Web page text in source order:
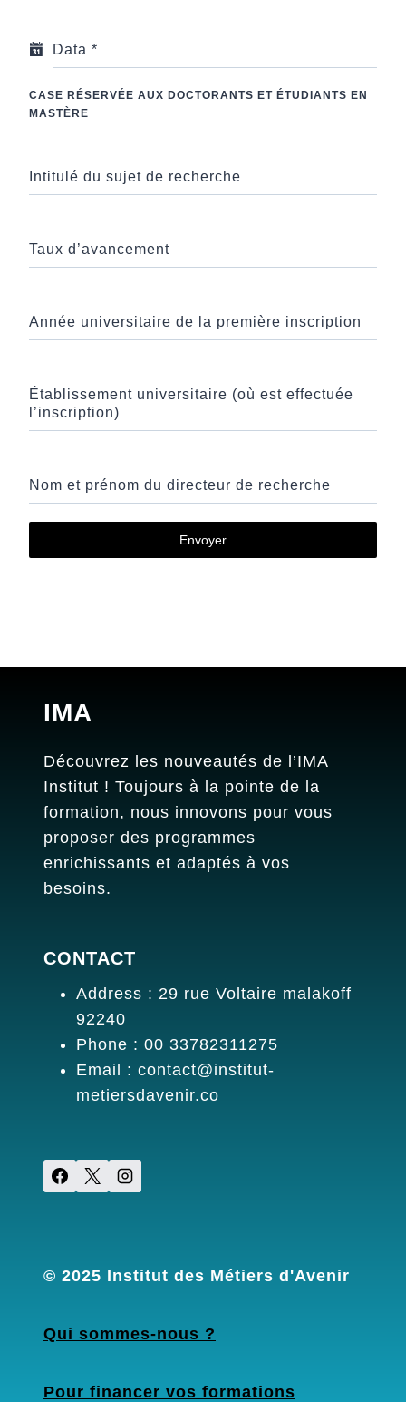
Data *
CASE RÉSERVÉE AUX DOCTORANTS ET ÉTUDIANTS EN
MASTÈRE
Intitulé du sujet de recherche
Taux d’avancement
Année universitaire de la première inscription
Établissement universitaire (où est effectuée
l’inscription)
Nom et prénom du directeur de recherche
Envoyer
IMA
Découvrez les nouveautés de l’IMA
Institut ! Toujours à la pointe de la
formation, nous innovons pour vous
proposer des programmes
enrichissants et adaptés à vos
besoins.
CONTACT
Address : 29 rue Voltaire malakoff
92240
Phone : 00 33782311275
Email : contact@institut-
metiersdavenir.co
© 2025 Institut des Métiers d'Avenir
Qui sommes-nous ?
Pour financer vos formations